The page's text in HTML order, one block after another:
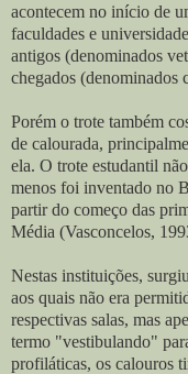
acontecem no início de
faculdades e
antigos (denominados
chegados (denominados
Porém o trote também
de calourada,
ela. O trote estudantil
menos foi inventado no
partir do começo das
Média (Vasconcelos,
Nestas instituições,
aos quais não era
respectivas salas, mas
termo "vestibulando"
profiláticas, os calouros